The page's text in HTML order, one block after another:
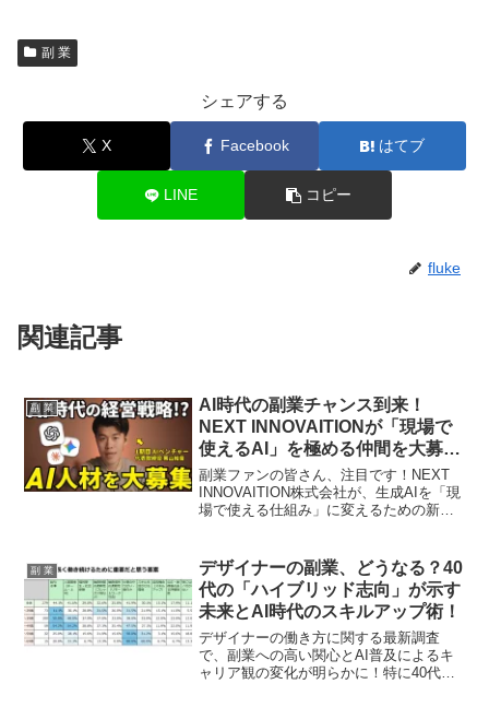
副 業
シェアする
X Facebook はてブ
LINE コピー
fluke
関連記事
副 業
AI時代の副業チャンス到来！
NEXT INNOVAITIONが「現場で
使えるAI」を極める仲間を大募
集！
副業ファンの皆さん、注目です！NEXT
INNOVAITION株式会社が、生成AIを「現
場で使える仕組み」に変えるための新た
ンサルタントとして、AI時代の最前線で
スキルアップできるチャンスをお見逃し
なく！柔軟な働き方も魅力で、あなたの
「推し活」ならぬ「推しAI」を仕事にす
るきっかけになるかも！？
副 業
デザイナーの副業、どうなる？40
代の「ハイブリッド志向」が示す
未来とAI時代のスキルアップ術！
デザイナーの働き方に関する最新調査
で、副業への高い関心とAI普及によるキ
ャリア観の変化が明らかに！特に40代の